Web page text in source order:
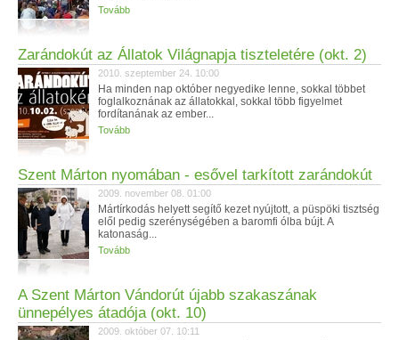
Tovább
Zarándokút az Állatok Világnapja tiszteletére (okt. 2)
2010. szeptember 24. 10:00
Ha minden nap október negyedike lenne, sokkal többet
foglalkoznának az állatokkal, sokkal több figyelmet
fordítanának az ember...
Tovább
Szent Márton nyomában - esővel tarkított zarándokút
2009. november 08. 01:00
Mártírkodás helyett segítő kezet nyújtott, a püspöki tisztség
elől pedig szerénységében a baromfi ólba bújt. A
katonaság...
Tovább
A Szent Márton Vándorút újabb szakaszának
ünnepélyes átadója (okt. 10)
2009. október 07. 10:11